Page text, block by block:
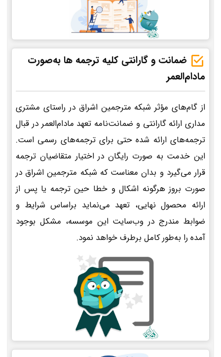
ضمانت و گارانتی کلیه ترجمه ها به‌صورت
مادام‌العمر
از گام‌های مؤثر شبکه مترجمین اشراق در راستای مشتری
مداری ارائه گارانتی و ضمانت‌نامه تعهد مادام‌العمر در قبال
ترجمه‌های ارائه شده حتی برای ترجمه‌های رسمی است.
این خدمت به صورت رایگان در اختیار متقاضیان ترجمه
قرار می‌گیرد و بدان معناست که شبکه مترجمین اشراق در
صورت بروز هرگونه اشکال و خطا حین ترجمه یا پس از
ارائه محصول نهایی، تعهد می‌نماید براساس شرایط و
ضوابط مندرج در وب‌سایت این موسسه، مشکل بوجود
آمده را به‌طور کامل برطرف خواهد نمود.